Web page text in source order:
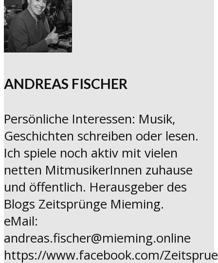
ANDREAS FISCHER
Persönliche Interessen: Musik,
Geschichten schreiben oder lesen.
Ich spiele noch aktiv mit vielen
netten MitmusikerInnen zuhause
und öffentlich. Herausgeber des
Blogs Zeitsprünge Mieming.
eMail:
andreas.fischer@mieming.online
https://www.facebook.com/